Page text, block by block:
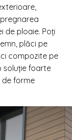
de ploaie. Poți
plăci pe
compozite pe
soluție foarte
forme